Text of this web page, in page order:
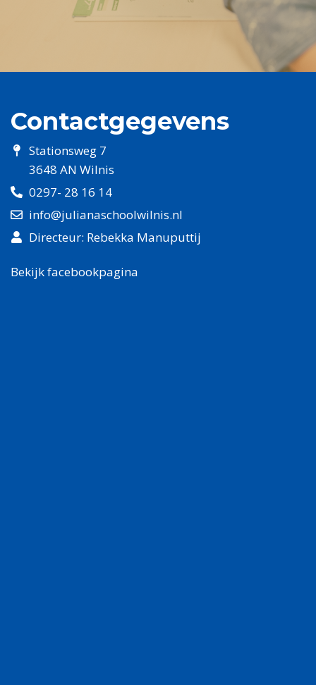
Contactgegevens
Stationsweg 7
3648 AN Wilnis
0297- 28 16 14
info@julianaschoolwilnis.nl
Directeur: Rebekka Manuputtij
Bekijk facebookpagina